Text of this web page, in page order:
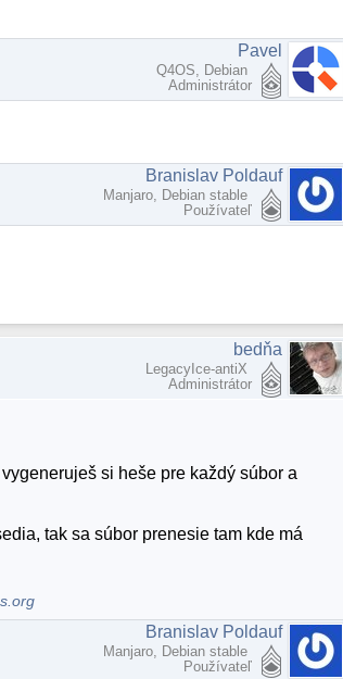
Pavel
Q4OS, Debian
Administrátor
Branislav Poldauf
Manjaro, Debian stable
Používateľ
bedňa
LegacyIce-antiX
Administrátor
si heše pre každý súbor a
tak sa súbor prenesie tam kde má
Branislav Poldauf
Manjaro, Debian stable
Používateľ